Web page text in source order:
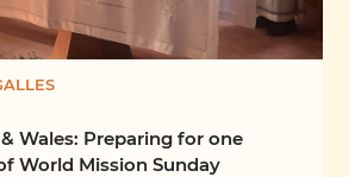
Wales: Preparing for one
World Mission Sunday